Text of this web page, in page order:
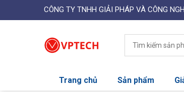
CÔNG TY TNHH GIẢI PHÁP VÀ CÔNG
Trang chủ Sản phẩm